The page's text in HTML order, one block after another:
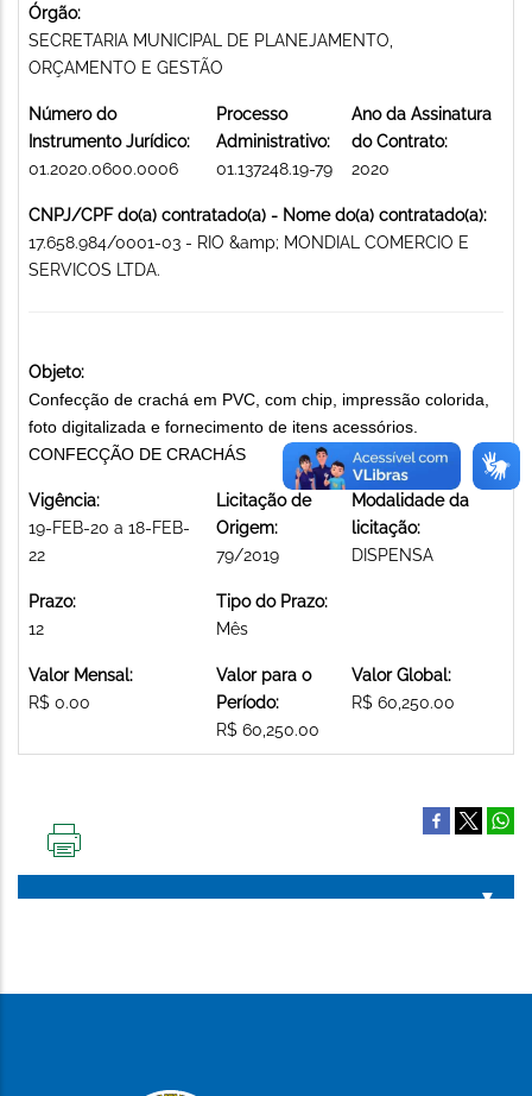
Órgão:
SECRETARIA MUNICIPAL DE PLANEJAMENTO,
ORÇAMENTO E GESTÃO
Número do
Instrumento Jurídico:
01.2020.0600.0006
Processo
Administrativo:
01.137248.19-79
Ano da Assinatura
do Contrato:
2020
CNPJ/CPF do(a) contratado(a) - Nome do(a) contratado(a):
17.658.984/0001-03 - RIO &amp; MONDIAL COMERCIO E
SERVICOS LTDA.
Objeto:
Confecção de crachá em PVC, com chip, impressão colorida,
foto digitalizada e fornecimento de itens acessórios.
CONFECÇÃO DE CRACHÁS
Vigência:
19-FEB-20 a 18-FEB-
22
Licitação de
Origem:
79/2019
Modalidade da
licitação:
DISPENSA
Prazo:
12
Tipo do Prazo:
Mês
Valor Mensal:
R$ 0.00
Valor para o
Período:
R$ 60,250.00
Valor Global:
R$ 60,250.00
PÁGINA